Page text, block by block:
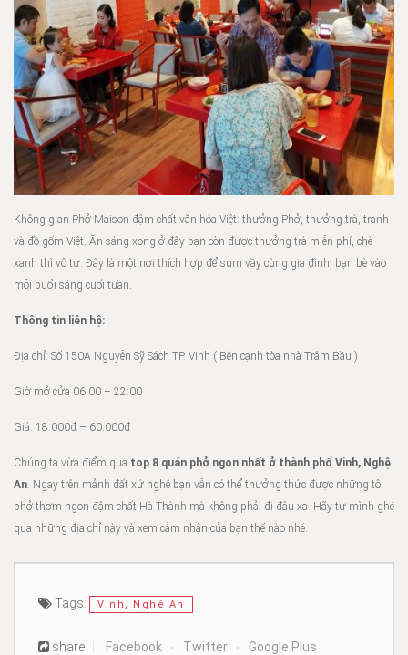
Không gian Phở Maison đậm chất văn hóa Việt: thưởng Phở, thưởng trà, tranh
và đồ gốm Việt. Ăn sáng xong ở đây bạn còn được thưởng trà miễn phí, chè
xanh thì vô tư. Đây là một nơi thích hợp để sum vầy cùng gia đình, bạn bè vào
mỗi buổi sáng cuối tuần.
Thông tin liên hệ:
Địa chỉ: Số 150A Nguyễn Sỹ Sách TP. Vinh ( Bên cạnh tòa nhà Trâm Bầu )
Giờ mở cửa 06:00 – 22:00
Giá: 18.000đ – 60.000đ
Chúng ta vừa điểm qua top 8 quán phở ngon nhất ở thành phố Vinh, Nghệ
An. Ngay trên mảnh đất xứ nghệ bạn vẫn có thể thưởng thức được những tô
phở thơm ngon đậm chất Hà Thành mà không phải đi đâu xa. Hãy tự mình ghé
qua những địa chỉ này và xem cảm nhận của bạn thế nào nhé.
Tags: Vinh, Nghệ An
share Facebook Twitter Google Plus